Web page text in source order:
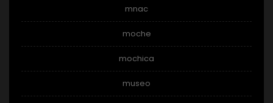
mnac
moche
mochica
museo